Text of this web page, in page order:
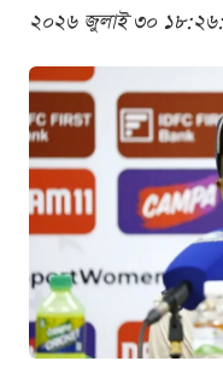
২০২৬ জুলাই ৩০